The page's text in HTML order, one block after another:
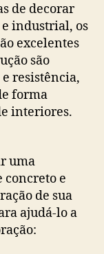
de decorar
e industrial, os
excelentes
são
resistência,
forma
interiores.
uma
concreto e
de sua
ajudá-lo a